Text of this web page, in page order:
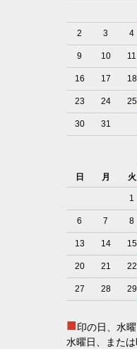
2 3 4
9 10 11
16 17 18
23 24 25
30 31
日
月 火
1
6 7 8
13 14 15
20 21 22
27 28 29
■印の日、水
水曜日、また